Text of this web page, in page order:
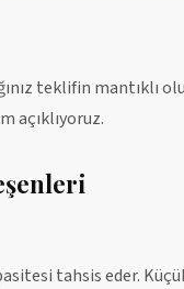
teklifin mantıklı
açıklıyoruz.
tahsis eder.